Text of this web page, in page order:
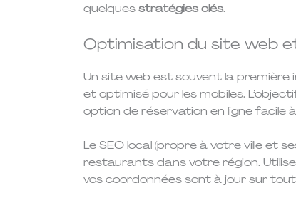
quelques stratégies clés.
Optimisation du site web
Un site web est souvent la
et optimisé pour les mobiles.
option de réservation en ligne facile
Le SEO local (propre à votre ville et
restaurants dans votre région.
vos coordonnées sont à jour sur